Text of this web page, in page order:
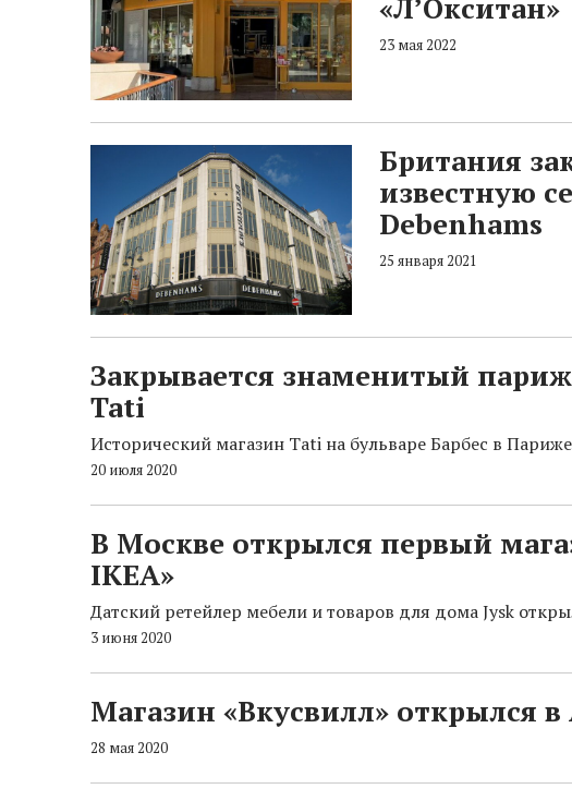
«Л’Окситан»
23 мая 2022
Британия
известную
Debenhams
25 января 2021
Закрывается знаменитый
Tati
Исторический магазин Tati на бульваре Барбес в Париже
20 июля 2020
В Москве открылся первый
IKEA»
Датский ретейлер мебели и товаров для дома Jysk
3 июня 2020
Магазин «Вкусвилл» открылся
28 мая 2020